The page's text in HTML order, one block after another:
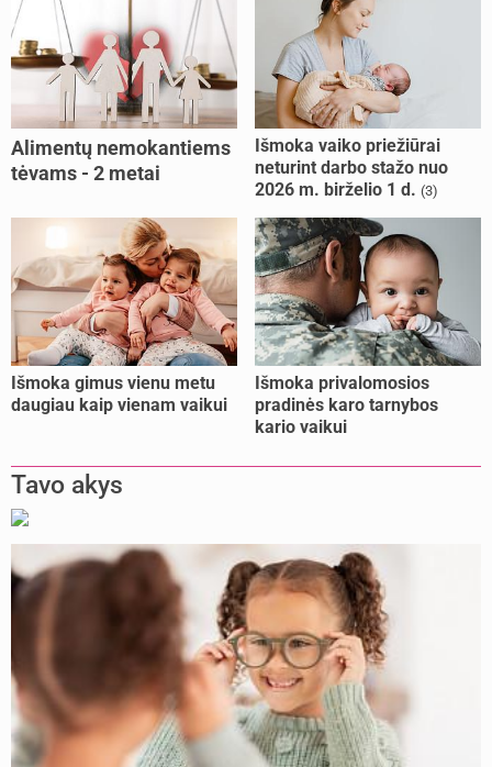
Alimentų nemokantiems
tėvams - 2 metai
Išmoka vaiko priežiūrai
neturint darbo stažo nuo
2026 m. birželio 1 d. (3)
Išmoka gimus vienu metu
daugiau kaip vienam vaikui
Išmoka privalomosios
pradinės karo tarnybos
kario vaikui
Tavo akys